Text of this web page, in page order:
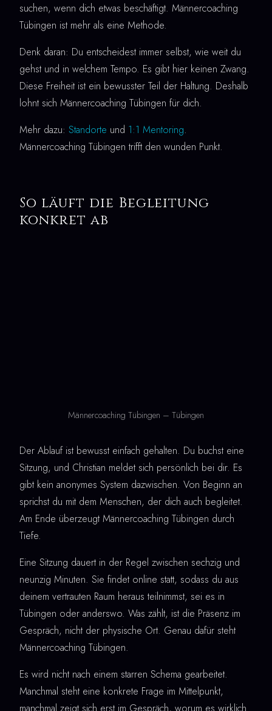
suchen, wenn dich etwas beschäftigt. Männercoaching
Tübingen ist mehr als eine Methode.
Denk daran: Du entscheidest immer selbst, wie weit du
gehst und in welchem Tempo. Es gibt hier keinen Zwang.
Diese Freiheit ist ein bewusster Teil der Haltung. Deshalb
lohnt sich Männercoaching Tübingen für dich.
Mehr dazu: Standorte und 1:1 Mentoring.
Männercoaching Tübingen trifft den wunden Punkt.
So läuft die Begleitung
konkret ab
Männercoaching Tübingen – Tübingen
Der Ablauf ist bewusst einfach gehalten. Du buchst eine
Sitzung, und Christian meldet sich persönlich bei dir. Es
gibt kein anonymes System dazwischen. Von Beginn an
sprichst du mit dem Menschen, der dich auch begleitet.
Am Ende überzeugt Männercoaching Tübingen durch
Tiefe.
Eine Sitzung dauert in der Regel zwischen sechzig und
neunzig Minuten. Sie findet online statt, sodass du aus
deinem vertrauten Raum heraus teilnimmst, sei es in
Tübingen oder anderswo. Was zählt, ist die Präsenz im
Gespräch, nicht der physische Ort. Genau dafür steht
Männercoaching Tübingen.
Es wird nicht nach einem starren Schema gearbeitet.
Manchmal steht eine konkrete Frage im Mittelpunkt,
manchmal zeigt sich erst im Gespräch, worum es wirklich